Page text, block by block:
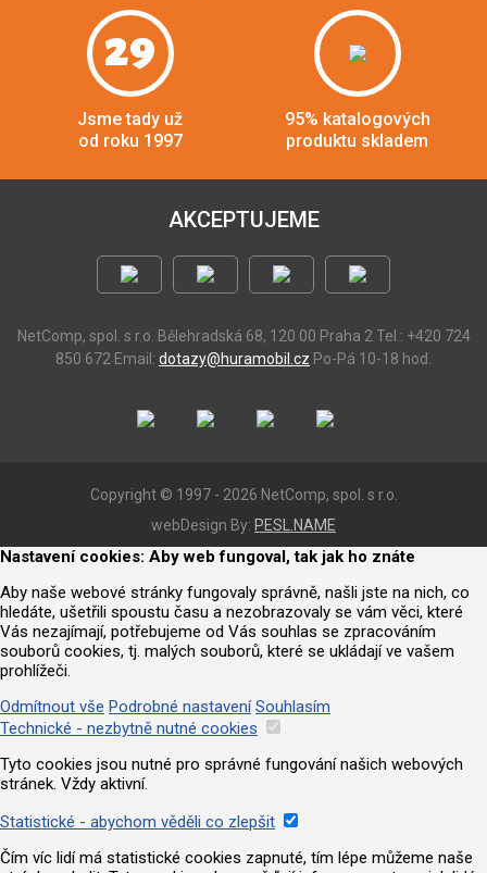
29
Jsme tady už
od roku 1997
95% katalogových
produktu skladem
AKCEPTUJEME
NetComp, spol. s r.o. Bělehradská 68, 120 00 Praha 2 Tel.: +420 724
850 672 Email: dotazy@huramobil.cz Po-Pá 10-18 hod.
Copyright © 1997 - 2026 NetComp, spol. s r.o.
webDesign By: PESL.NAME
Nastavení cookies: Aby web fungoval, tak jak ho znáte
Aby naše webové stránky fungovaly správně, našli jste na nich, co
hledáte, ušetřili spoustu času a nezobrazovaly se vám věci, které
Vás nezajímají, potřebujeme od Vás souhlas se zpracováním
souborů cookies, tj. malých souborů, které se ukládají ve vašem
prohlížeči.
Odmítnout vše Podrobné nastavení Souhlasím
Technické - nezbytně nutné cookies
Tyto cookies jsou nutné pro správné fungování našich webových
stránek. Vždy aktivní.
Statistické - abychom věděli co zlepšit
Čím víc lidí má statistické cookies zapnuté, tím lépe můžeme naše